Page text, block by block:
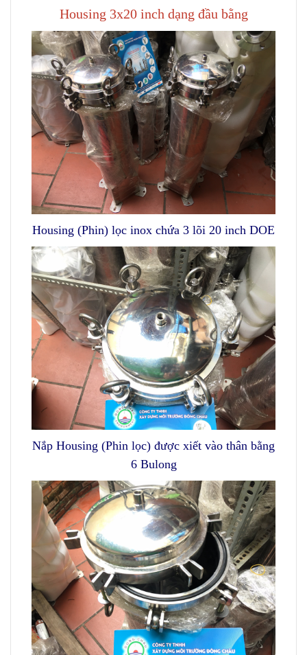
Housing 3x20 inch dạng đầu bằng
Housing (Phin) lọc inox chứa 3 lõi 20 inch DOE
Nắp Housing (Phin lọc) được xiết vào thân bằng
6 Bulong